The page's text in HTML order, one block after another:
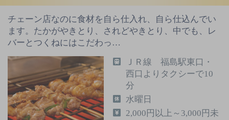
チェーン店なのに食材を自ら仕入れ、自ら仕込んでい
ます。たかがやきとり、されどやきとり、中でも、レ
バーとつくねにはこだわっ…
ＪＲ線 福島駅東口・
西口よりタクシーで10
分
水曜日
2,000円以上～3,000円未